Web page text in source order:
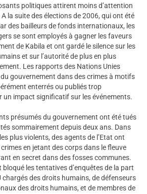
politiques attirent moins d’attention
la suite des élections de 2006, qui ont été
des bailleurs de fonds internationaux, les
se sont employés à gagner les faveurs
de Kabila et ont gardé le silence sur les
et sur l’autorité de plus en plus
Les rapports des Nations Unies
gouvernement dans des crimes à motifs
enterrés ou publiés trop
un impact significatif sur les événements.
présumés du gouvernement ont été tués
sommairement depuis deux ans. Dans
plus violents, des agents de l’Etat ont
en jetant des corps dans le fleuve
en secret dans des fosses communes.
les tentatives d’enquêtes de la part
chargés des droits humains, de défenseurs
des droits humains, et de membres de